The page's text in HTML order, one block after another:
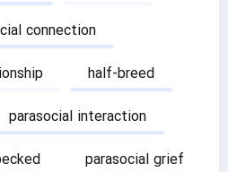
connection
half-breed
parasocial interaction
parasocial grief